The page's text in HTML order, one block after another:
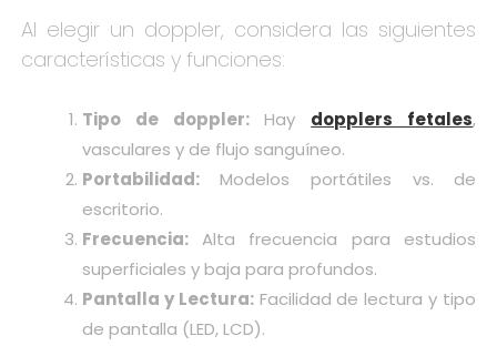
Al elegir un doppler, considera las siguientes
características y funciones:
Tipo de doppler:Hay dopplers fetales,
vasculares y de flujo sanguíneo.
Portabilidad:Modelos portátiles vs. de
escritorio.
Frecuencia:Alta frecuencia para estudios
superficiales y baja para profundos.
Pantalla y Lectura:Facilidad de lectura y tipo
de pantalla (LED, LCD).